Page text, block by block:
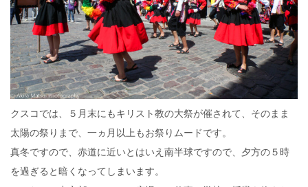
クスコでは、５月末にもキリスト教の大祭が催されて、そのまま
太陽の祭りまで、一ヵ月以上もお祭りムードです。
真冬ですので、赤道に近いとはいえ南半球ですので、夕方の５時
を過ぎると暗くなってしまいます。